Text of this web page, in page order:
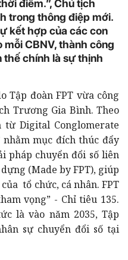
điểm.”, Chủ tịch
trong thông điệp mới.
kết hợp của các con
CBNV, thành công
thế chính là sự thịnh
Tập đoàn FPT vừa công
Trương Gia Bình. Theo
Digital Conglomerate
nhằm mục đích thúc đẩy
pháp chuyển đổi số liên
(Made by FPT), giúp
tổ chức, cá nhân. FPT
vọng” - Chỉ tiêu 135.
là vào năm 2035, Tập
sự chuyển đổi số tại